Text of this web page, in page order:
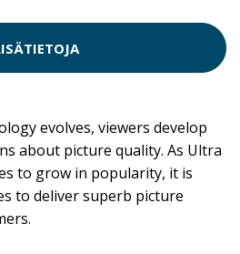
evolves, viewers develop
about picture quality. As Ultra
to grow in popularity, it is
to deliver superb picture